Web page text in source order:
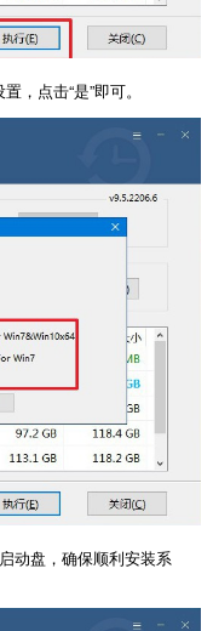
，点击“是”即可。
动盘，确保顺利安装系